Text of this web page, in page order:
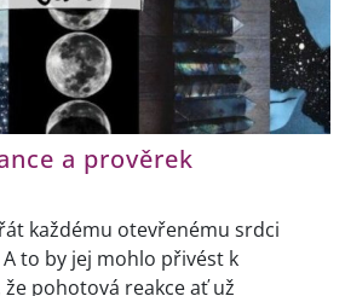
a prověrek
každému otevřenému srdci
to by jej mohlo přivést k
pohotová reakce ať už